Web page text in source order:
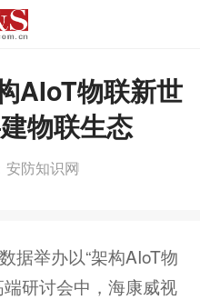
AIoT物联新世
物联生态
安防知识网
据举办以“架构AIoT物
研讨会中，海康威视